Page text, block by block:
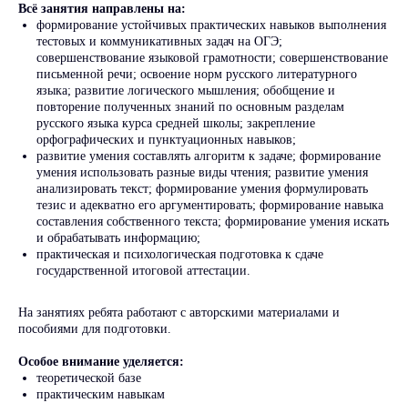
Всё занятия направлены на:
формирование устойчивых практических навыков выполнения
тестовых и коммуникативных задач на ОГЭ;
совершенствование языковой грамотности; совершенствование
письменной речи; освоение норм русского литературного
языка; развитие логического мышления; обобщение и
повторение полученных знаний по основным разделам
русского языка курса средней школы; закрепление
орфографических и пунктуационных навыков;
развитие умения составлять алгоритм к задаче; формирование
умения использовать разные виды чтения; развитие умения
анализировать текст; формирование умения формулировать
тезис и адекватно его аргументировать; формирование навыка
составления собственного текста; формирование умения искать
и обрабатывать информацию;
практическая и психологическая подготовка к сдаче
государственной итоговой аттестации.
На занятиях ребята работают с авторскими материалами и
пособиями для подготовки.
Особое внимание уделяется:
теоретической базе
практическим навыкам